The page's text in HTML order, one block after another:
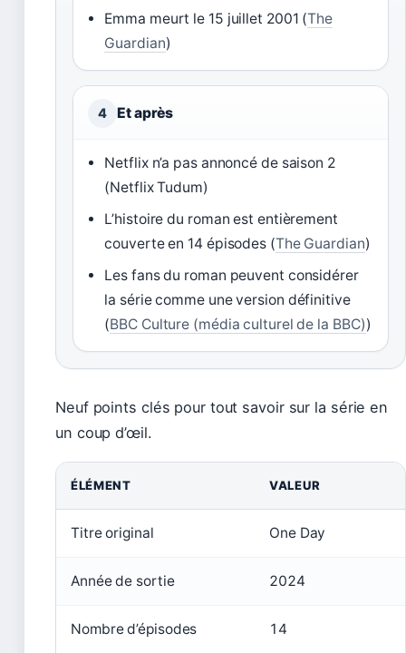
Emma meurt le 15 juillet 2001 (The
Guardian)
4 Et après
Netflix n’a pas annoncé de saison 2
(Netflix Tudum)
L’histoire du roman est entièrement
couverte en 14 épisodes (The Guardian)
Les fans du roman peuvent considérer
la série comme une version définitive
(BBC Culture (média culturel de la BBC))
Neuf points clés pour tout savoir sur la série en
un coup d’œil.
ÉLÉMENT VALEUR
Titre original One Day
Année de sortie 2024
Nombre d’épisodes 14